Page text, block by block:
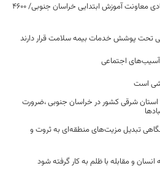
تقدیر مقام عالی وزارت از عملکرد جهادی معاونت آموزش ابتدایی خراسان جنوبی/ ۴۶۰۰
آسیب‌های اجتماعی
است
استان شرقی کشور در خراسان جنوبی ،ضرورت
تبدیل مزیت‌های منطقه‌ای به ثروت و
و مقابله با ظلم به کار گرفته شود